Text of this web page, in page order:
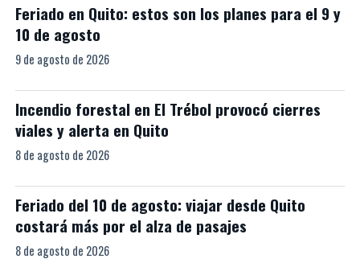
Feriado en Quito: estos son los planes para el 9 y
10 de agosto
9 de agosto de 2026
Incendio forestal en El Trébol provocó cierres
viales y alerta en Quito
8 de agosto de 2026
Feriado del 10 de agosto: viajar desde Quito
costará más por el alza de pasajes
8 de agosto de 2026